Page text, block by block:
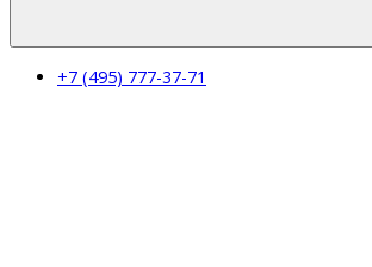
+7 (495) 777-37-71